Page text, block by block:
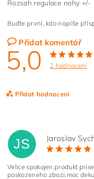
Rozsah regulace nohy +/-
Buďte první, kdo napíše
Přidat komentář
5,0 2 hodnocení
Přidat hodnocení
JS
Jaroslav
Velice spokojen,produkt
poskozeneho zbozi,moc